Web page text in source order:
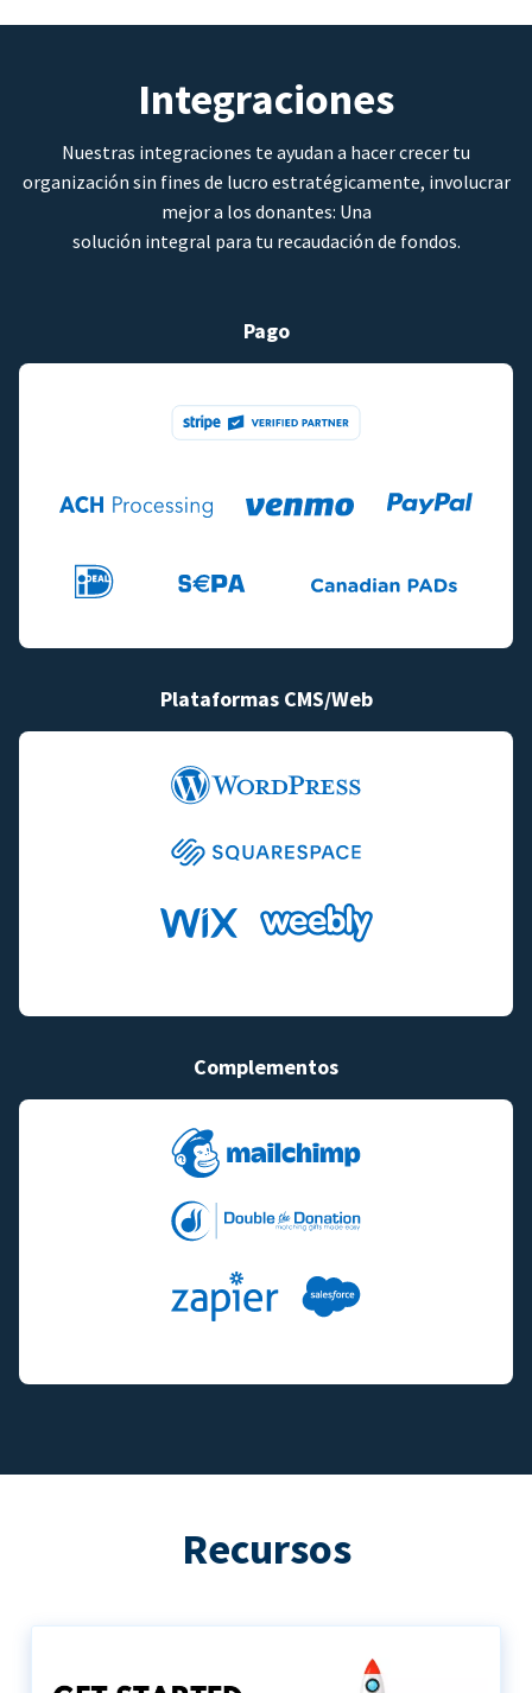
Integraciones
Nuestras integraciones te ayudan a hacer crecer tu
organización sin fines de lucro estratégicamente, involucrar
mejor a los donantes: Una
solución integral para tu recaudación de fondos.
Pago
Plataformas CMS/Web
Complementos
Recursos